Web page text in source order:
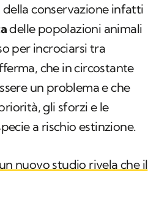
conservazione infatti
delle popolazioni animali
per incrociarsi tra
che in circostante
un problema e che
gli sforzi e le
a rischio estinzione.
nuovo studio rivela che il